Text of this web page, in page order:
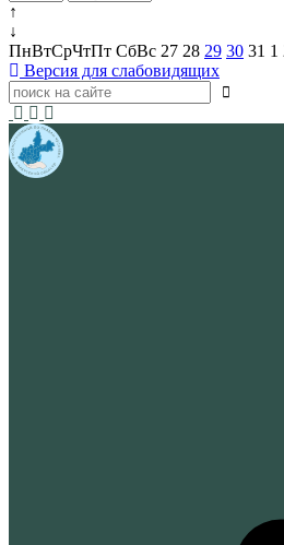
↑
↓
ПнВтСрЧтПт СбВс 27 28 29 30 31 1
Версия для слабовидящих